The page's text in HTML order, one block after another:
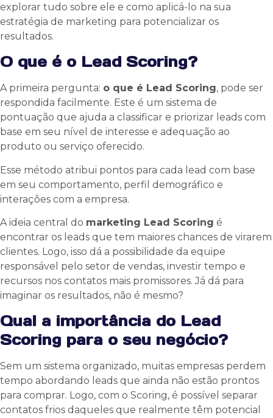
explorar tudo sobre ele e como aplicá-lo na sua
estratégia de marketing para potencializar os
resultados.
O que é o Lead Scoring?
A primeira pergunta: o que é Lead Scoring, pode ser
respondida facilmente. Este é um sistema de
pontuação que ajuda a classificar e priorizar leads com
base em seu nível de interesse e adequação ao
produto ou serviço oferecido.
Esse método atribui pontos para cada lead com base
em seu comportamento, perfil demográfico e
interações com a empresa.
A ideia central do marketing Lead Scoring é
encontrar os leads que tem maiores chances de virarem
clientes. Logo, isso dá a possibilidade da equipe
responsável pelo setor de vendas, investir tempo e
recursos nos contatos mais promissores. Já dá para
imaginar os resultados, não é mesmo?
Qual a importância do Lead
Scoring para o seu negócio?
Sem um sistema organizado, muitas empresas perdem
tempo abordando leads que ainda não estão prontos
para comprar. Logo, com o Scoring, é possível separar
contatos frios daqueles que realmente têm potencial